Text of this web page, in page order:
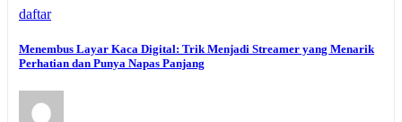
daftar
Menembus Layar Kaca Digital: Trik Menjadi Streamer yang Menarik
Perhatian dan Punya Napas Panjang